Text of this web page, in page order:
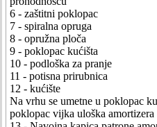
6 - zaštitni poklopac
7 - spiralna opruga
8 - opružna ploča
9 - poklopac kućišta
10 - podloška za pranje
11 - potisna prirubnica
12 - kućište
Na vrhu se umetne u poklopac
poklopac vijka uloška amortizera